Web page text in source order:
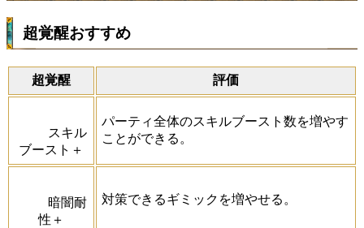
超覚醒おすすめ
超覚醒 評価
スキル
ブースト＋
パーティ全体のスキルブースト数を増やす
ことができる。
暗闇耐
性＋
対策できるギミックを増やせる。